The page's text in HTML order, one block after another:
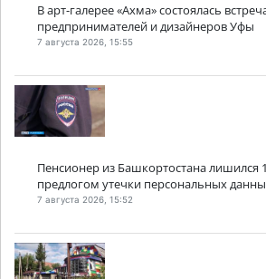
В арт-галерее «Ахма» состоялась
предпринимателей и дизайнеров Уфы
7 августа 2026, 15:55
Пенсионер из Башкортостана лишился
предлогом утечки персональных
7 августа 2026, 15:52